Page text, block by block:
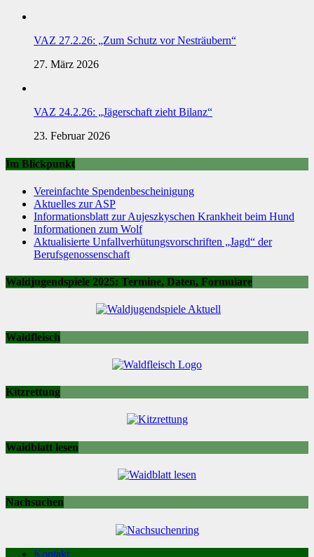
VAZ 27.2.26: „Zum Schutz vor Nesträubern“
27. März 2026
VAZ 24.2.26: „Jägerschaft zieht Bilanz“
23. Februar 2026
Im Blickpunkt
Vereinfachte Spendenbescheinigung
Aktuelles zur ASP
Informationsblatt zur Aujeszkyschen Krankheit beim Hund
Informationen zum Wolf
Aktualisierte Unfallverhütungsvorschriften „Jagd“ der
Berufsgenossenschaft
Waldjugendspiele 2025: Termine, Daten, Formulare
Waldfleisch
Kitzrettung
Waidblatt lesen
Nachsuchen
Kontakt